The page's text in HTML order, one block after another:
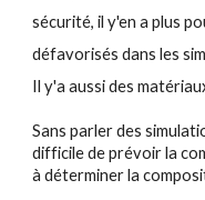
sécurité, il y'en a plus
défavorisés dans les
Il y'a aussi des
Sans parler des
difficile de prévoir la
à déterminer la